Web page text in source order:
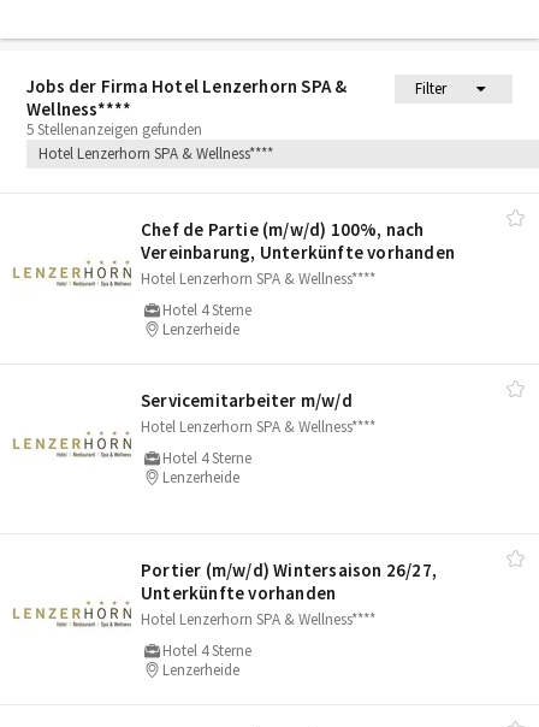
Jobs der Firma Hotel Lenzerhorn SPA &
Wellness****
Filter
5 Stellenanzeigen gefunden
Hotel Lenzerhorn SPA & Wellness****
Chef de Partie (m/​w/​d) 100%, nach
Vereinbarung, Unterkünfte vorhanden
Hotel Lenzerhorn SPA & Wellness****
Hotel 4 Sterne
Lenzerheide
Servicemitarbeiter m/​w/​d
Hotel Lenzerhorn SPA & Wellness****
Hotel 4 Sterne
Lenzerheide
Portier (m/​w/​d) Wintersaison 26/​27,
Unterkünfte vorhanden
Hotel Lenzerhorn SPA & Wellness****
Hotel 4 Sterne
Lenzerheide